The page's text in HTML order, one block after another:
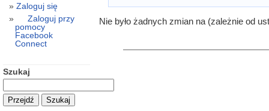
Nie było żadnych zmian na (zależnie od
Zaloguj się
Zaloguj przy
pomocy
Facebook
Connect
Szukaj